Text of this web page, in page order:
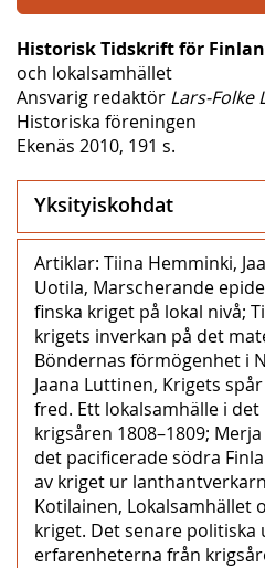
Historisk Tidskrift för
och lokalsamhället
Ansvarig redaktör Lars-Folke
Historiska föreningen
Ekenäs 2010, 191 s.
Yksityiskohdat
Artiklar: Tiina Hemminki,
Uotila, Marscherande
finska kriget på lokal nivå;
krigets inverkan på det
Böndernas förmögenhet i
Jaana Luttinen, Krigets
fred. Ett lokalsamhälle i
krigsåren 1808–1809;
det pacificerade södra
av kriget ur
Kotilainen, Lokalsamhället
kriget. Det senare
erfarenheterna från